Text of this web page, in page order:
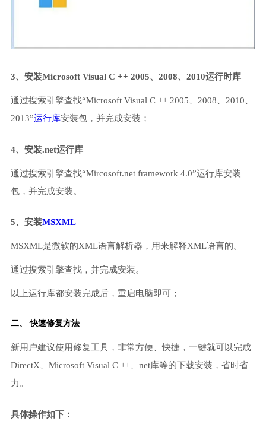
3、安装Microsoft Visual C ++ 2005、2008、2010运行时库
通过搜索引擎查找“Microsoft Visual C ++ 2005、2008、2010、
2013”运行库安装包，并完成安装；
4、安装.net运行库
通过搜索引擎查找“Mircosoft.net framework 4.0”运行库安装
包，并完成安装。
5、安装MSXML
MSXML是微软的XML语言解析器，用来解释XML语言的。
通过搜索引擎查找，并完成安装。
以上运行库都安装完成后，重启电脑即可；
二、 快速修复方法
新用户建议使用修复工具，非常方便、快捷，一键就可以完成
DirectX、Microsoft Visual C ++、net库等的下载安装，省时省
力。
具体操作如下：